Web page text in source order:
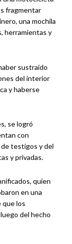
fragmentar
una mochila
herramientas y
sustraído
del interior
y haberse
se logró
con
testigos y del
y privadas.
quien
en una
que los
del hecho